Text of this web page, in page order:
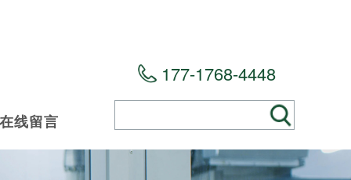
在线留言
177-1768-4448